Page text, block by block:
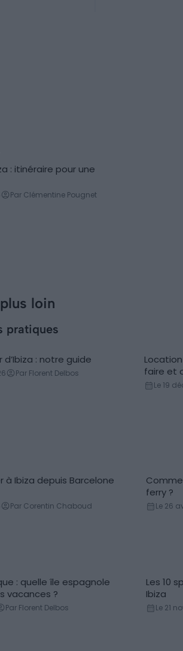
: itinéraire pour une
Par Clémentine Pougnet
loin
pratiques
: notre guide
Par Florent Delbos
faire et
Le 19
à Ibiza depuis Barcelone
Par Corentin Chaboud
ferry ?
Le 26
: quelle île espagnole
vacances ?
Par Florent Delbos
Les 10
Ibiza
Le 21